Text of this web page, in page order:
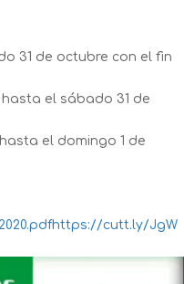
31 de octubre con el fin
el sábado 31 de
el domingo 1 de
cutt.ly/JgW